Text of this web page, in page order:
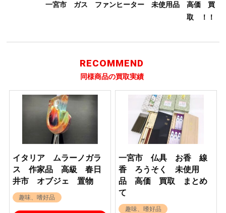
一宮市 ガス ファンヒーター 未使用品 高価 買
取 ！！
RECOMMEND
同様商品の買取実績
イタリア ムラーノガラ
ス 作家品 高級 春日
井市 オブジェ 置物
趣味、嗜好品
一宮市 仏具 お香 線
香 ろうそく 未使用
品 高価 買取 まとめ
て
趣味、嗜好品